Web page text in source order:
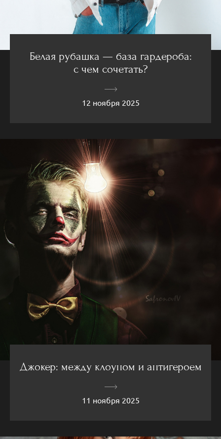
Белая рубашка — база гардероба:
с чем сочетать?
12 ноября 2025
Джокер: между клоуном и антигероем
11 ноября 2025